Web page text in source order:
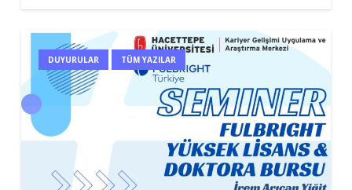
DUYURULAR TÜM YAZILAR